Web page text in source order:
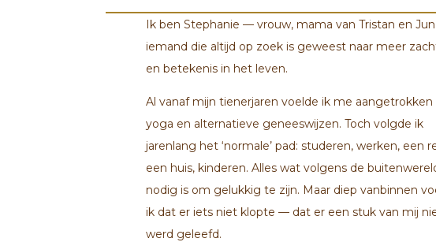
Ik ben Stephanie — vrouw, mama van Tristan en
iemand die altijd op zoek is geweest naar meer
en betekenis in het leven.
Al vanaf mijn tienerjaren voelde ik me
yoga en alternatieve geneeswijzen. Toch volgde ik
jarenlang het ‘normale’ pad: studeren, werken, een
een huis, kinderen. Alles wat volgens de
nodig is om gelukkig te zijn. Maar diep vanbinnen
ik dat er iets niet klopte — dat er een stuk van mij
werd geleefd.